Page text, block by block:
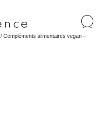
/ Compléments alimentaires vegan –